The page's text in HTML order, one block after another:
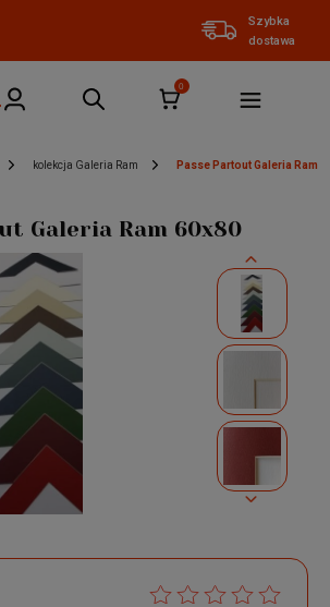
Szybka
dostawa
» kolekcja Galeria Ram »
Passe Partout Galeria Ram
Galeria Ram 60x80